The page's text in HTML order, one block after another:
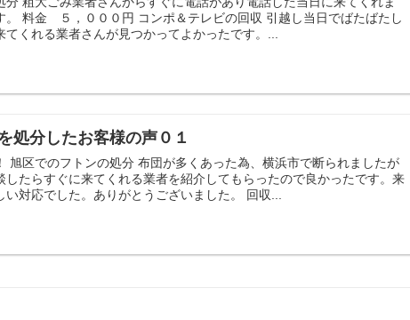
。 料金 ５，０００円 コンポ＆テレビの回収 引越し当日でばたばたし
くれる業者さんが見つかってよかったです。...
処分したお客様の声０１
旭区でのフトンの処分 布団が多くあった為、横浜市で断られましたが
したらすぐに来てくれる業者を紹介してもらったので良かったです。来
対応でした。ありがとうございました。 回収...